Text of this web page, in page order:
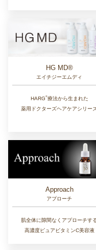
HG MD®
エイチジーエムディ
HARG®︎療法から生まれた
薬用ドクターズヘアケアシリー
Approach
アプローチ
肌全体に隙間なくアプローチす
高濃度ピュアビタミンC美容液